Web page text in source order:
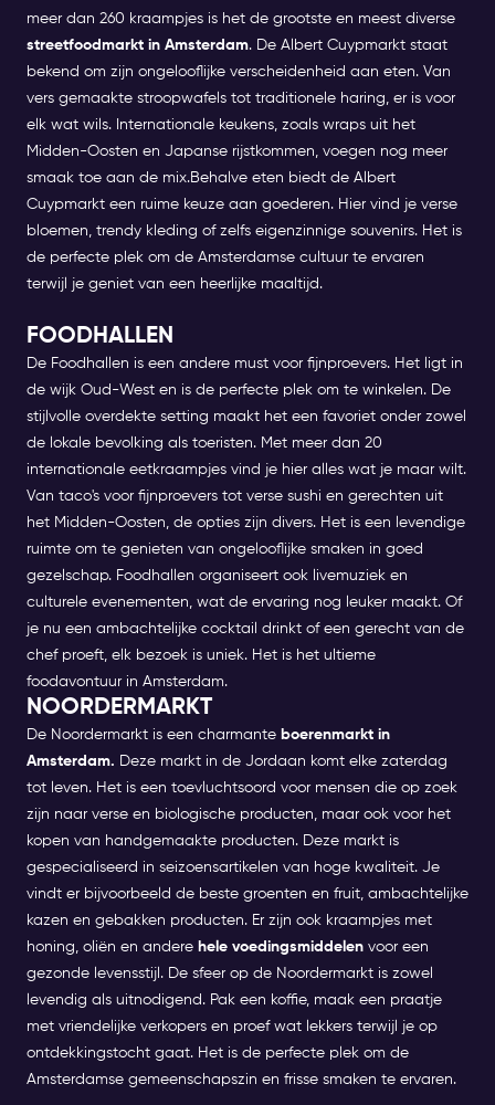
meer dan 260 kraampjes is het de grootste en meest diverse
streetfoodmarkt in Amsterdam. De Albert Cuypmarkt staat
bekend om zijn ongelooflijke verscheidenheid aan eten. Van
vers gemaakte stroopwafels tot traditionele haring, er is voor
elk wat wils. Internationale keukens, zoals wraps uit het
Midden-Oosten en Japanse rijstkommen, voegen nog meer
smaak toe aan de mix.Behalve eten biedt de Albert
Cuypmarkt een ruime keuze aan goederen. Hier vind je verse
bloemen, trendy kleding of zelfs eigenzinnige souvenirs. Het is
de perfecte plek om de Amsterdamse cultuur te ervaren
terwijl je geniet van een heerlijke maaltijd.
FOODHALLEN
De Foodhallen is een andere must voor fijnproevers. Het ligt in
de wijk Oud-West en is de perfecte plek om te winkelen. De
stijlvolle overdekte setting maakt het een favoriet onder zowel
de lokale bevolking als toeristen. Met meer dan 20
internationale eetkraampjes vind je hier alles wat je maar wilt.
Van taco's voor fijnproevers tot verse sushi en gerechten uit
het Midden-Oosten, de opties zijn divers. Het is een levendige
ruimte om te genieten van ongelooflijke smaken in goed
gezelschap. Foodhallen organiseert ook livemuziek en
culturele evenementen, wat de ervaring nog leuker maakt. Of
je nu een ambachtelijke cocktail drinkt of een gerecht van de
chef proeft, elk bezoek is uniek. Het is het ultieme
foodavontuur in Amsterdam.
NOORDERMARKT
De Noordermarkt is een charmante boerenmarkt in
Amsterdam. Deze markt in de Jordaan komt elke zaterdag
tot leven. Het is een toevluchtsoord voor mensen die op zoek
zijn naar verse en biologische producten, maar ook voor het
kopen van handgemaakte producten. Deze markt is
gespecialiseerd in seizoensartikelen van hoge kwaliteit. Je
vindt er bijvoorbeeld de beste groenten en fruit, ambachtelijke
kazen en gebakken producten. Er zijn ook kraampjes met
honing, oliën en andere hele voedingsmiddelen voor een
gezonde levensstijl. De sfeer op de Noordermarkt is zowel
levendig als uitnodigend. Pak een koffie, maak een praatje
met vriendelijke verkopers en proef wat lekkers terwijl je op
ontdekkingstocht gaat. Het is de perfecte plek om de
Amsterdamse gemeenschapszin en frisse smaken te ervaren.